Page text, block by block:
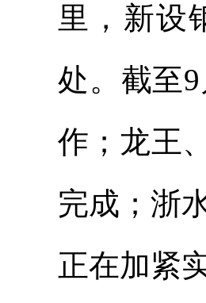
里，新设
处。截至
作；龙王
完成；浙
正在加紧